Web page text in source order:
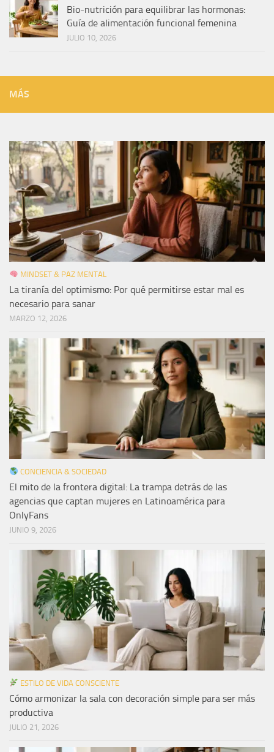
Bio-nutrición para equilibrar las hormonas:
Guía de alimentación funcional femenina
JULIO 10, 2026
MÁS
MINDSET & PAZ MENTAL
La tiranía del optimismo: Por qué permitirse estar mal es
necesario para sanar
MARZO 12, 2026
CONCIENCIA & SOCIEDAD
El mito de la frontera digital: La trampa detrás de las
agencias que captan mujeres en Latinoamérica para
OnlyFans
JUNIO 9, 2026
ESTILO DE VIDA CONSCIENTE
Cómo armonizar la sala con decoración simple para ser más
productiva
JULIO 21, 2026